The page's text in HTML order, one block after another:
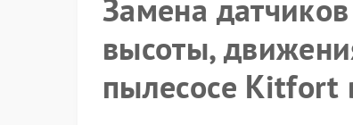
Замена
высоты,
пылесосе Kitfort